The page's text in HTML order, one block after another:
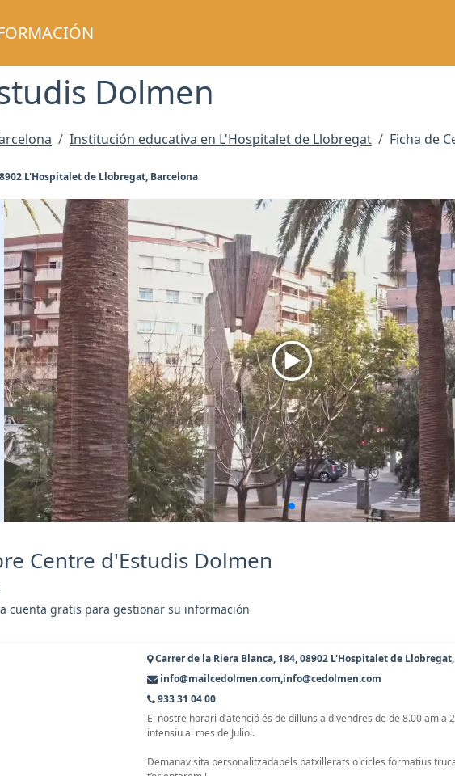
Dolmen
Institución educativa en L'Hospitalet de Llobregat Ficha de
L'Hospitalet de Llobregat, Barcelona
Centre d'Estudis Dolmen
cuenta gratis para gestionar su información
Carrer de la Riera Blanca, 184, 08902 L'Hospitalet de
info@mailcedolmen.com,info@cedolmen.com
933 31 04 00
El nostre horari d’atenció és de dilluns a divendres de de 8.00 am a
intensiu al mes de Juliol.
Demanavisita personalitzadapels batxillerats o cicles formatius